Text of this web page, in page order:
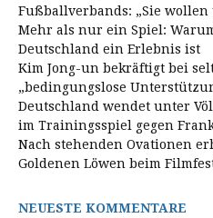
Fußballverbands: „Sie
Mehr als nur ein Spiel:
Deutschland ein Erlebnis ist
Kim Jong-un bekräftigt bei
„bedingungslose
Deutschland wendet unter
im Trainingsspiel gegen
Nach stehenden Ovationen
Goldenen Löwen beim
NEUESTE KOMMENTARE